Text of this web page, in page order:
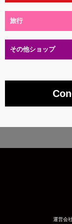
旅行
その他ショップ
運営会